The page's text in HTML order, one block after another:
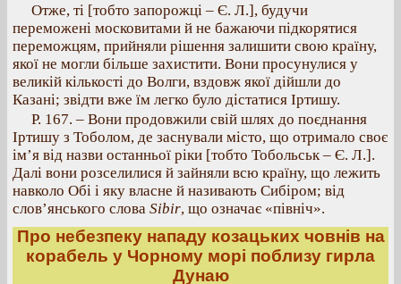
Отже, ті [тобто запорожці – Є. Л.], будучи
переможені московитами й не бажаючи підкорятися
переможцям, прийняли рішення залишити свою країну,
якої не могли більше захистити. Вони просунулися у
великій кількості до Волги, вздовж якої дійшли до
Казані; звідти вже їм легко було дістатися Іртишу.
Р. 167. – Вони продовжили свій шлях до поєднання
Іртишу з Тоболом, де заснували місто, що отримало своє
ім’я від назви останньої ріки [тобто Тобольськ – Є. Л.].
Далі вони розселилися й зайняли всю країну, що лежить
навколо Обі і яку власне й називають Сибіром; від
слов’янського слова Sibir, що означає «північ».
Про небезпеку нападу козацьких човнів на
корабель у Чорному морі поблизу гирла
Дунаю